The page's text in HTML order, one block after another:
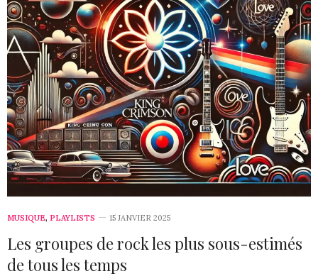
MUSIQUE, PLAYLISTS 15 JANVIER 2025
Les groupes de rock les plus sous-estimés
de tous les temps